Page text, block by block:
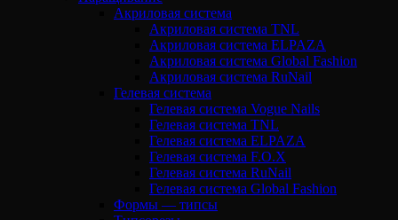
Акриловая система
Акриловая система TNL
Акриловая система ELPAZA
Акриловая система Global Fashion
Акриловая система RuNail
Гелевая система
Гелевая система Vogue Nails
Гелевая система TNL
Гелевая система ELPAZA
Гелевая система F.O.X
Гелевая система RuNail
Гелевая система Global Fashion
Формы — типсы